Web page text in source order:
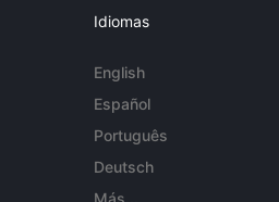
Idiomas
English
Español
Português
Deutsch
Más...